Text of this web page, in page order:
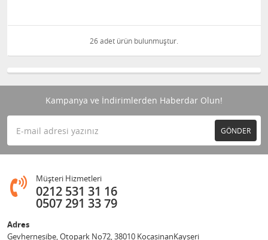
26 adet ürün bulunmuştur.
Kampanya ve İndirimlerden Haberdar Olun!
GÖNDER
Müşteri Hizmetleri
0212 531 31 16
0507 291 33 79
Adres
Gevhernesibe, Otopark No72, 38010 KocasinanKayseri